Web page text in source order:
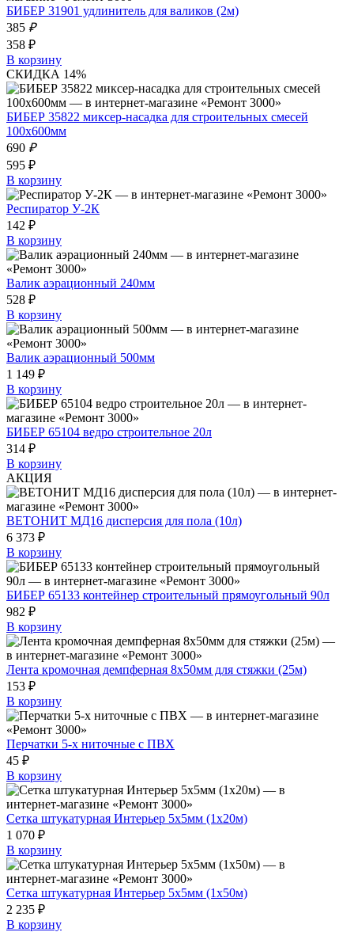
БИБЕР 31901 удлинитель для валиков (2м)
385 ₽
358 ₽
В корзину
СКИДКА 14%
БИБЕР 35822 миксер-насадка для строительных смесей
100х600мм
690 ₽
595 ₽
В корзину
Респиратор У-2К
142 ₽
В корзину
Валик аэрационный 240мм
528 ₽
В корзину
Валик аэрационный 500мм
1 149 ₽
В корзину
БИБЕР 65104 ведро строительное 20л
314 ₽
В корзину
АКЦИЯ
ВЕТОНИТ МД16 дисперсия для пола (10л)
6 373 ₽
В корзину
БИБЕР 65133 контейнер строительный прямоугольный 90л
982 ₽
В корзину
Лента кромочная демпферная 8х50мм для стяжки (25м)
153 ₽
В корзину
Перчатки 5-х ниточные с ПВХ
45 ₽
В корзину
Сетка штукатурная Интерьер 5х5мм (1х20м)
1 070 ₽
В корзину
Сетка штукатурная Интерьер 5х5мм (1х50м)
2 235 ₽
В корзину